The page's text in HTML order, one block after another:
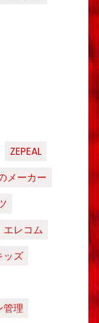
ZEPEAL
メーカー
エレコム
ッズ
管理